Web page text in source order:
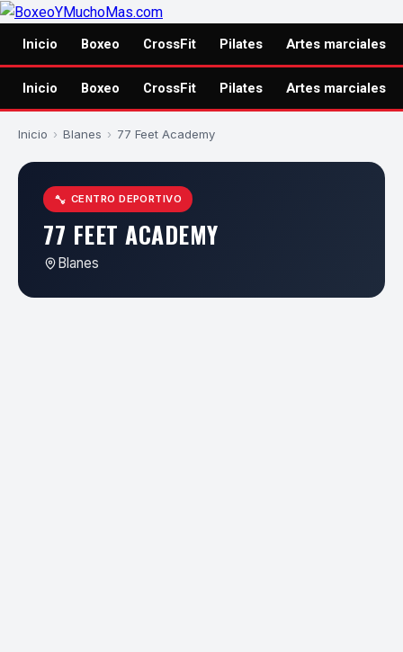
Inicio Boxeo CrossFit Pilates Artes marciales
Inicio Boxeo CrossFit Pilates Artes marciales
Inicio › Blanes › 77 Feet Academy
CENTRO DEPORTIVO
77 FEET ACADEMY
Blanes